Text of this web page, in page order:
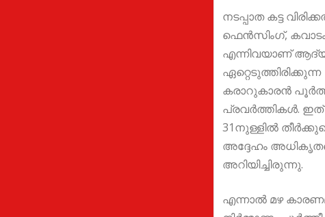
നടപ്പാത കട്ട
ഫെൻസിംഗ്,
എന്നിവയാണ്
ഏറ്റെടുത്തിരിക്കുന്ന
കരാറുകാരൻ
പ്രവർത്തികൾ.
31നുള്ളിൽ
അദ്ദേഹം
അറിയിച്ചിരുന്നു.
എന്നാൽ മഴ